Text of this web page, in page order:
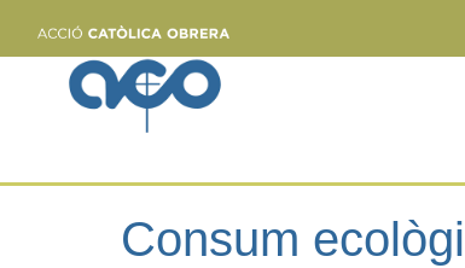
Consum